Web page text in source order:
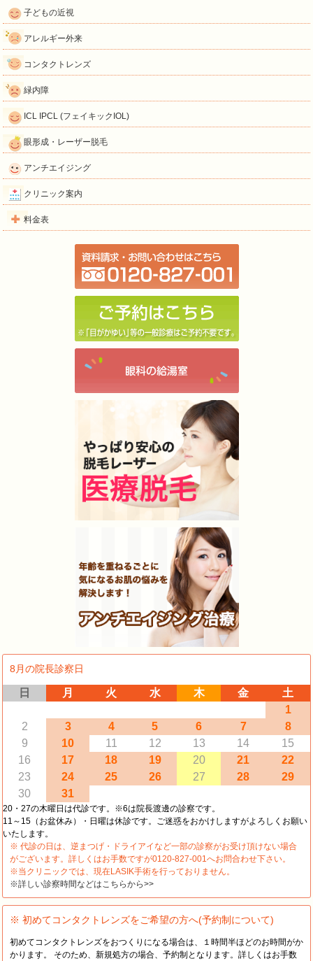
子どもの近視
アレルギー外来
コンタクトレンズ
緑内障
ICL IPCL (フェイキックIOL)
眼形成・レーザー脱毛
アンチエイジング
クリニック案内
料金表
8月の院長診察日
日 月 火 水 木 金
土
1
2
3 4 5 6 7
8
9
10 11 12 13 14
15
16
17 18 19 20 21
22
23
24 25 26 27 28
29
30
31
20・27の木曜日は代診です。※6は院長渡邊の診察です。
11～15（お盆休み）・日曜は休診です。ご迷惑をおかけしますがよろしくお願い
いたします。
※ 代診の日は、逆まつげ・ドライアイなど一部の診察がお受け頂けない場合
がございます。詳しくはお手数ですが0120-827-001へお問合わせ下さい。
※当クリニックでは、現在LASIK手術を行っておりません。
※詳しい診察時間などはこちらから>>
※ 初めてコンタクトレンズをご希望の方へ(予約制について)
初めてコンタクトレンズをおつくりになる場合は、１時間半ほどのお時間がか
かります。 そのため、新規処方の場合、予約制となります。詳しくはお手数